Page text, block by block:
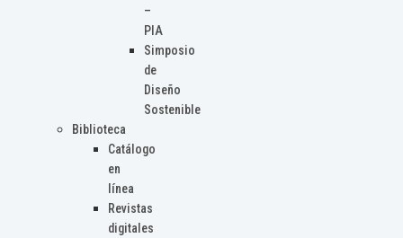
–
PIA
Simposio
de
Diseño
Sostenible
Biblioteca
Catálogo
en
línea
Revistas
digitales